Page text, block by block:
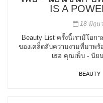
IS A
18 มิถุน
Beauty List ครั้งนี้เรามีโอก
ของเคล็ดลับความงามที่มาพ
เธอ คุณเพ็บ - นั
BEAUTY